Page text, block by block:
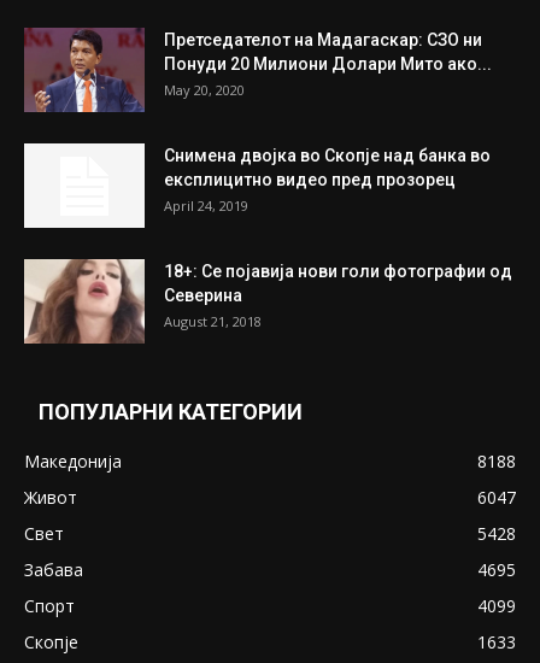
Претседателот на Мадагаскар: СЗО ни
Понуди 20 Милиони Долари Мито ако...
May 20, 2020
Снимена двојка во Скопје над банка во
експлицитно видео пред прозорец
April 24, 2019
18+: Се појавија нови голи фотографии од
Северина
August 21, 2018
ПОПУЛАРНИ КАТЕГОРИИ
Македонија
8188
Живот
6047
Свет
5428
Забава
4695
Спорт
4099
Скопје
1633